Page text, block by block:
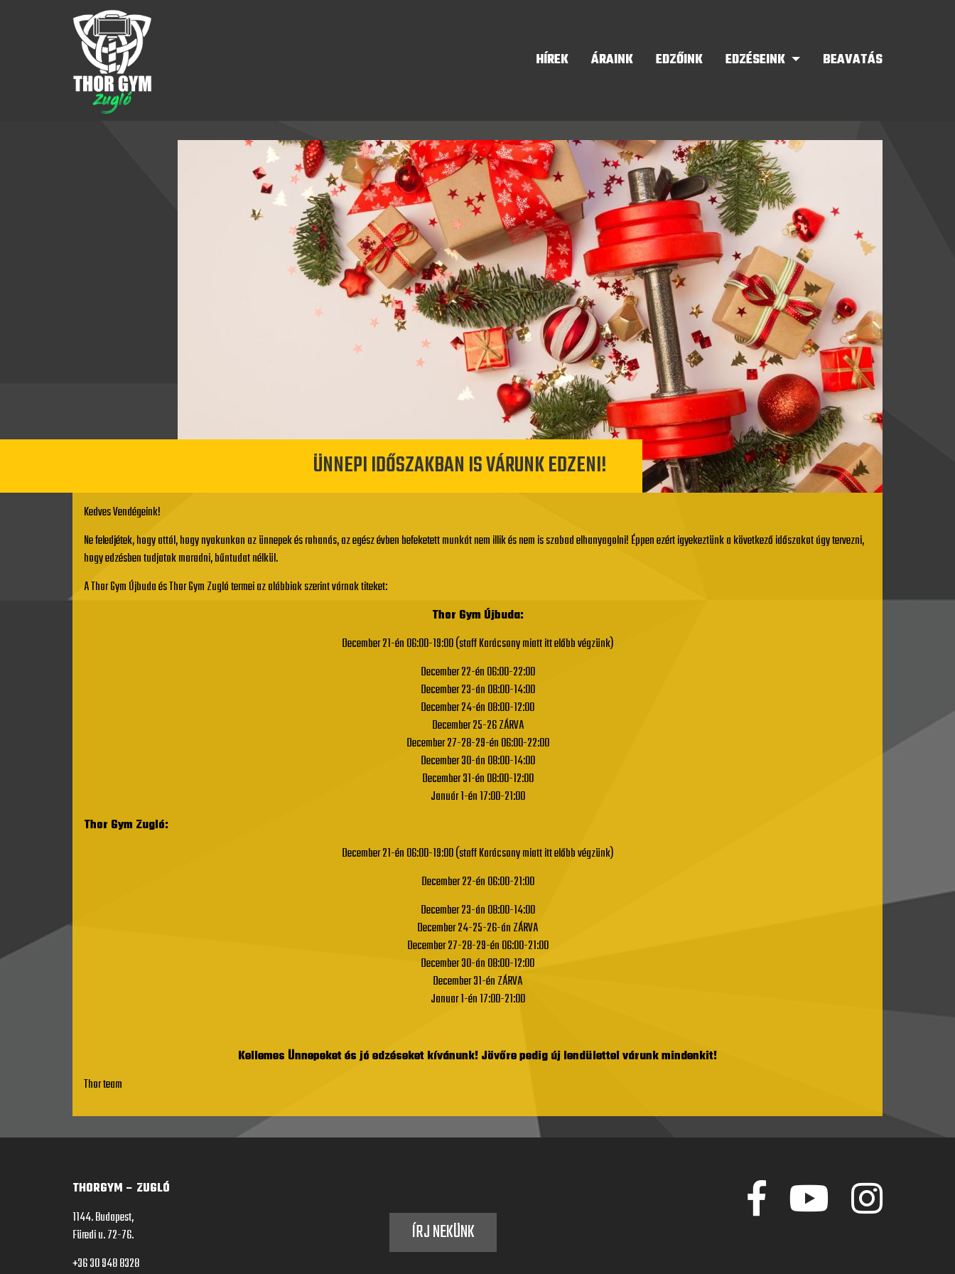
HÍREK ÁRAINK EDZŐINK EDZÉSEINK BEAVATÁS
ÜNNEPI IDŐSZAKBAN IS VÁRUNK EDZENI!
Kedves Vendégeink!
Ne feledjétek, hogy attól, hogy nyakunkon az ünnepek és rohanás, az egész évben befeketett munkát nem illik és nem is szabad elhanyagolni! Éppen ezért igyekeztünk a következő időszakot úgy tervezni,
hogy edzésben tudjatok maradni, bűntudat nélkül.
A Thor Gym Újbuda és Thor Gym Zugló termei az alábbiak szerint várnak titeket:
Thor Gym Újbuda:
December 21-én 06:00-19:00 (staff Karácsony miatt itt előbb végzünk)
December 22-én 06:00-22:00
December 23-án 08:00-14:00
December 24-én 08:00-12:00
December 25-26 ZÁRVA
December 27-28-29-én 06:00-22:00
December 30-án 08:00-14:00
December 31-én 08:00-12:00
Január 1-én 17:00-21:00
Thor Gym Zugló:
December 21-én 06:00-19:00 (staff Karácsony miatt itt előbb végzünk)
December 22-én 06:00-21:00
December 23-án 08:00-14:00
December 24-25-26-án ZÁRVA
December 27-28-29-én 06:00-21:00
December 30-án 08:00-12:00
December 31-én ZÁRVA
Januar 1-én 17:00-21:00
Kellemes Ünnepeket és jó edzéseket kívánunk! Jövőre pedig új lendülettel várunk mindenkit!
Thor team
THORGYM – ZUGLÓ
1144. Budapest,
Füredi u. 72-76.
+36 30 948 8328
ÍRJ NEKÜNK